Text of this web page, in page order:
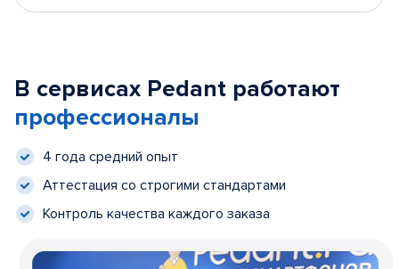
В сервисах Pedant работают
профессионалы
4 года средний опыт
Аттестация со строгими стандартами
Контроль качества каждого заказа